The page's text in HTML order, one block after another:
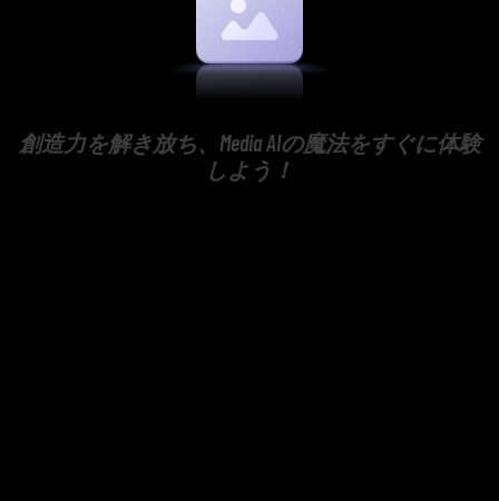
創造力を解き放ち、Media AIの魔法をすぐに体験
しよう！